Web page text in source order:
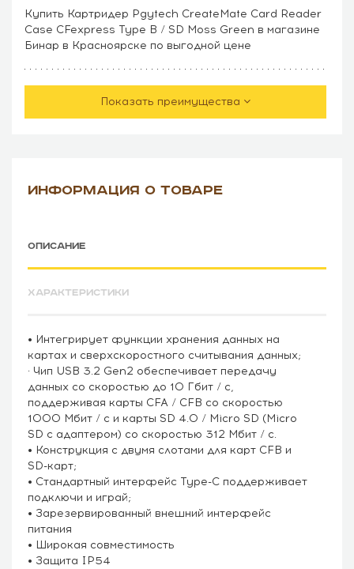
Купить Картридер Pgytech CreateMate Card Reader
Case CFexpress Type B / SD Moss Green в магазине
Бинар в Красноярске по выгодной цене
Показать преимущества
ИНФОРМАЦИЯ О ТОВАРЕ
ОПИСАНИЕ
ХАРАКТЕРИСТИКИ
• Интегрирует функции хранения данных на
картах и сверхскоростного считывания данных;
· Чип USB 3.2 Gen2 обеспечивает передачу
данных со скоростью до 10 Гбит / с,
поддерживая карты CFA / CFB со скоростью
1000 Мбит / с и карты SD 4.0 / Micro SD (Micro
SD с адаптером) со скоростью 312 Мбит / с.
• Конструкция с двумя слотами для карт CFB и
SD-карт;
• Стандартный интерфейс Type-C поддерживает
подключи и играй;
• Зарезервированный внешний интерфейс
питания
• Широкая совместимость
• Защита IP54